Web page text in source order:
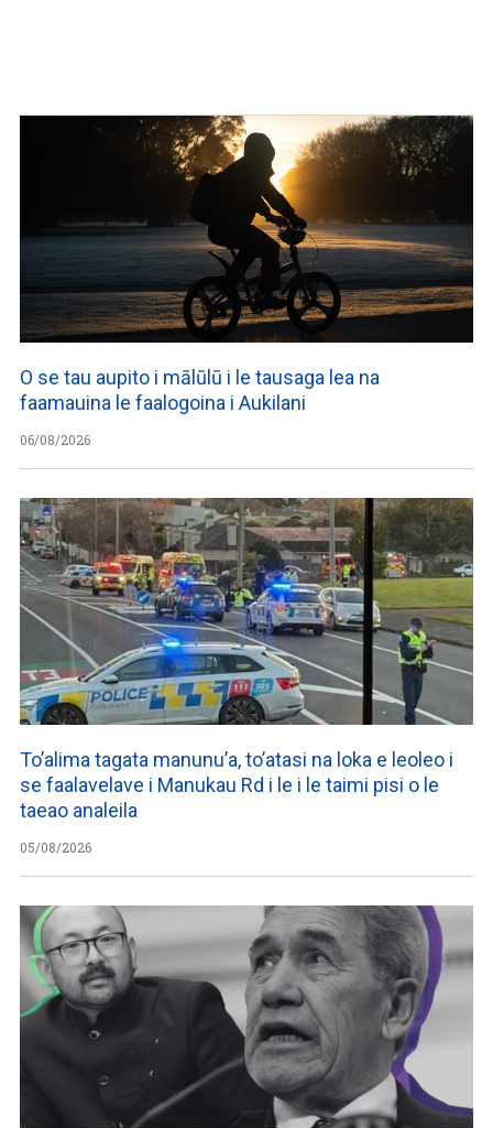
O se tau aupito i mālūlū i le tausaga lea na
faamauina le faalogoina i Aukilani
06/08/2026
To’alima tagata manunu’a, to’atasi na loka e leoleo i
se faalavelave i Manukau Rd i le i le taimi pisi o le
taeao analeila
05/08/2026